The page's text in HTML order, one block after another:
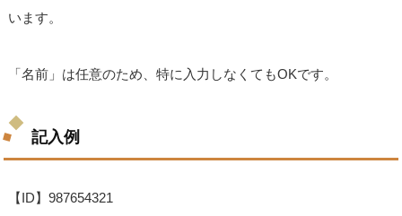
います。
「名前」は任意のため、特に入力しなくてもOKです。
記入例
【ID】987654321